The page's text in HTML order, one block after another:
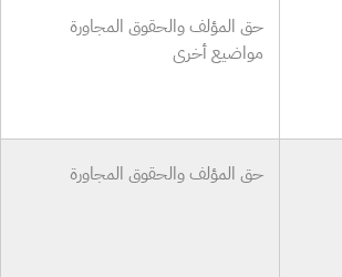
حق المؤلف والحقوق المجاورة
مواضيع أخرى
حق المؤلف والحقوق المجاورة